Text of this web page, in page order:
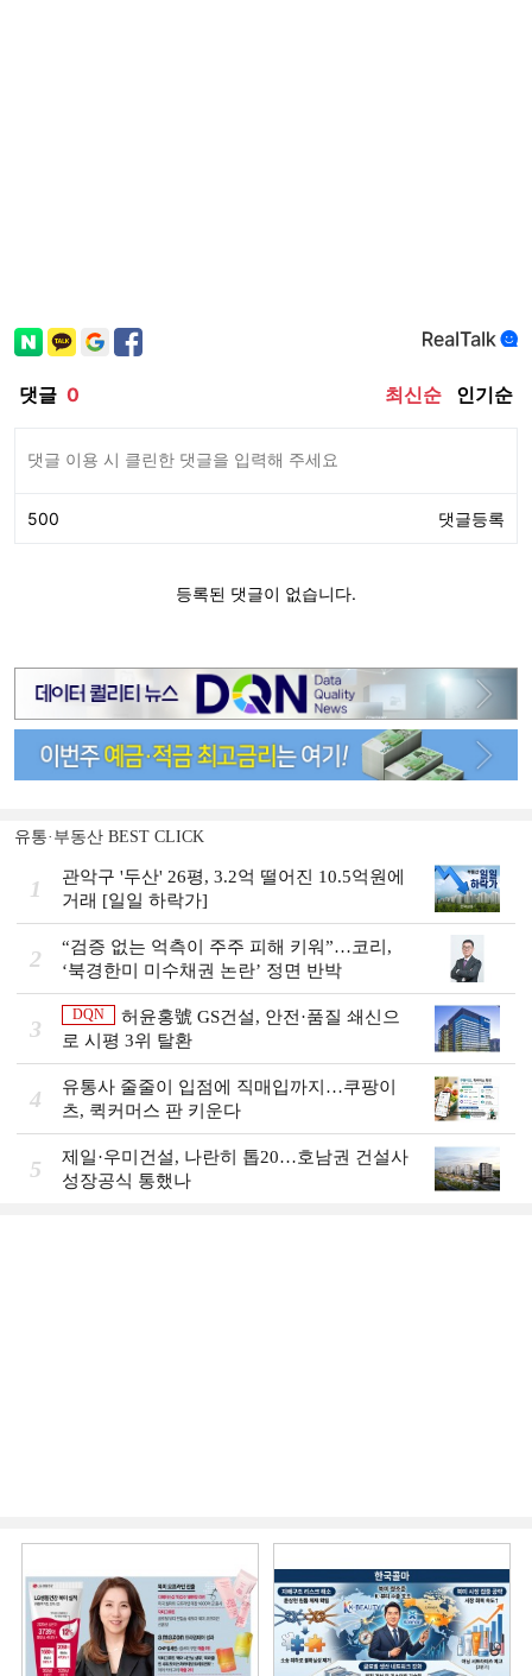
유통·부동산 BEST CLICK
1
관악구 '두산' 26평, 3.2억 떨어진 10.5억원에
거래 [일일 하락가]
2
“검증 없는 억측이 주주 피해 키워”…코리,
‘북경한미 미수채권 논란’ 정면 반박
3
DQN
허윤홍號 GS건설, 안전·품질 쇄신으
로 시평 3위 탈환
4
유통사 줄줄이 입점에 직매입까지…쿠팡이
츠, 퀵커머스 판 키운다
5
제일·우미건설, 나란히 톱20…호남권 건설사
성장공식 통했나